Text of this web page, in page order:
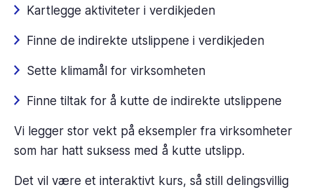
Kartlegge aktiviteter i verdikjeden
Finne de indirekte utslippene i verdikjeden
Sette klimamål for virksomheten
Finne tiltak for å kutte de indirekte utslippene
Vi legger stor vekt på eksempler fra virksomheter
som har hatt suksess med å kutte utslipp.
Det vil være et interaktivt kurs, så still delingsvillig